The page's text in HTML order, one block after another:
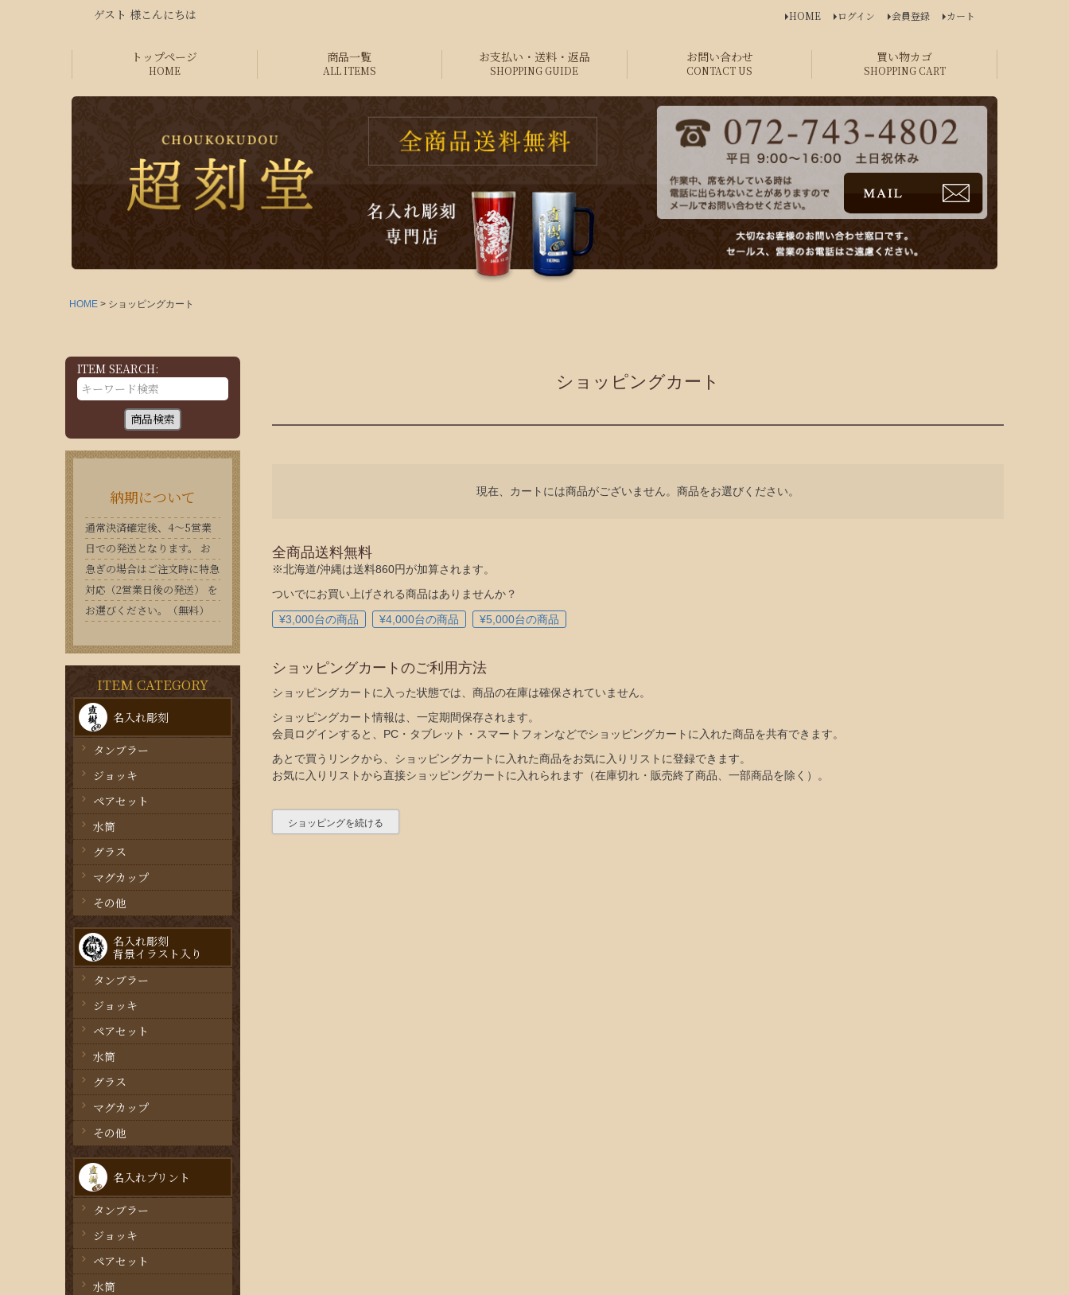
ゲスト 様こんにちは HOME ログイン 会員登録 カート
トップページ
HOME
商品一覧
ALL ITEMS
お支払い・送料・返品
SHOPPING GUIDE
お問い合わせ
CONTACT US
買い物カゴ
SHOPPING CART
HOME ショッピングカート
ITEM SEARCH:
商品検索
納期について
通常決済確定後、4〜5営業
日での発送となります。 お
急ぎの場合はご注文時に特急
対応（2営業日後の発送） を
お選びください。（無料）
ITEM CATEGORY
名入れ彫刻
タンブラー
ジョッキ
ペアセット
水筒
グラス
マグカップ
その他
名入れ彫刻
背景イラスト入り
タンブラー
ジョッキ
ペアセット
水筒
グラス
マグカップ
その他
名入れプリント
タンブラー
ジョッキ
ペアセット
水筒
ショッピングカート
現在、カートには商品がございません。商品をお選びください。
全商品送料無料
※北海道/沖縄は送料860円が加算されます。
ついでにお買い上げされる商品はありませんか？
¥3,000台の商品
¥4,000台の商品 ¥5,000台の商品
ショッピングカートのご利用方法
ショッピングカートに入った状態では、商品の在庫は確保されていません。
ショッピングカート情報は、一定期間保存されます。
会員ログインすると、PC・タブレット・スマートフォンなどでショッピングカートに入れた商品を共有できます。
あとで買うリンクから、ショッピングカートに入れた商品をお気に入りリストに登録できます。
お気に入りリストから直接ショッピングカートに入れられます（在庫切れ・販売終了商品、一部商品を除く）。
ショッピングを続ける